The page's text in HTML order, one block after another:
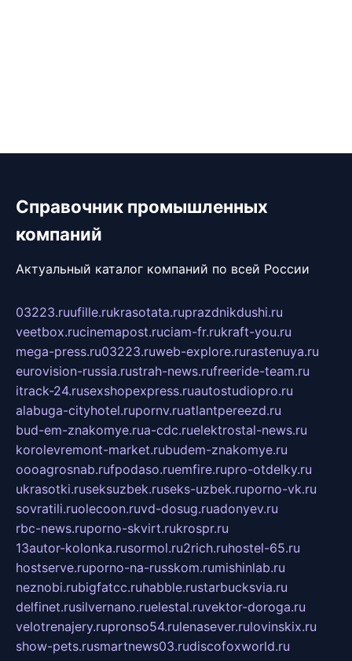
Справочник промышленных
компаний
Актуальный каталог компаний по всей России
03223.ruufille.rukrasotata.ruprazdnikdushi.ru
veetbox.rucinemapost.ruciam-fr.rukraft-you.ru
mega-press.ru03223.ruweb-explore.rurastenuya.ru
eurovision-russia.rustrah-news.rufreeride-team.ru
itrack-24.rusexshopexpress.ruautostudiopro.ru
alabuga-cityhotel.rupornv.ruatlantpereezd.ru
bud-em-znakomye.rua-cdc.ruelektrostal-news.ru
korolevremont-market.rubudem-znakomye.ru
oooagrosnab.rufpodaso.ruemfire.rupro-otdelky.ru
ukrasotki.ruseksuzbek.ruseks-uzbek.ruporno-vk.ru
sovratili.ruolecoon.ruvd-dosug.ruadonyev.ru
rbc-news.ruporno-skvirt.rukrospr.ru
13autor-kolonka.rusormol.ru2rich.ruhostel-65.ru
hostserve.ruporno-na-russkom.rumishinlab.ru
neznobi.rubigfatcc.ruhabble.rustarbucksvia.ru
delfinet.rusilvernano.ruelestal.ruvektor-doroga.ru
velotrenajery.rupronso54.rulenasever.rulovinskix.ru
show-pets.rusmartnews03.rudiscofoxworld.ru